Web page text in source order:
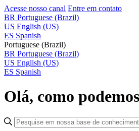
Acesse nosso canal Entre em contato
BR Portuguese (Brazil)
US English (US)
ES Spanish
Portuguese (Brazil)
BR Portuguese (Brazil)
US English (US)
ES Spanish
Olá, como